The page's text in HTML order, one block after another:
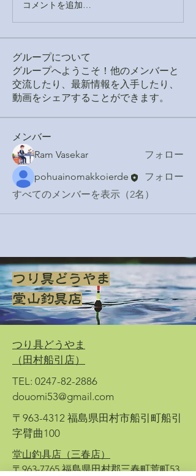
コメントを追加…
グループについて
グループへようこそ！他のメンバーと
交流したり、最新情報を入手したり、
動画をシェアすることができます。
メンバー
Ram Vasekar
フォロー
pohuainomakkoierde
フォロー
すべてのメンバーを表示（2名）
つり具どうやま
​堂山釣具店
​つり具どうやま
（田村船引店）
TEL: 0247-82-2886
douomi53@gmail.com
〒963-4312 福島県田村市船引町船引
字臂曲100
堂山釣具店（三春店）
〒963-7765​ 福島県田村郡三春町荒町53